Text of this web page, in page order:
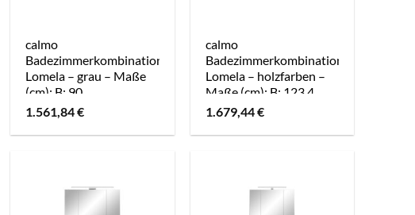
calmo
Badezimmerkombination
Lomela – grau – Maße
(cm): B: 90
1.561,84€
calmo
Badezimmerkombination
Lomela – holzfarben –
Maße (cm): B: 123,4
1.679,44€